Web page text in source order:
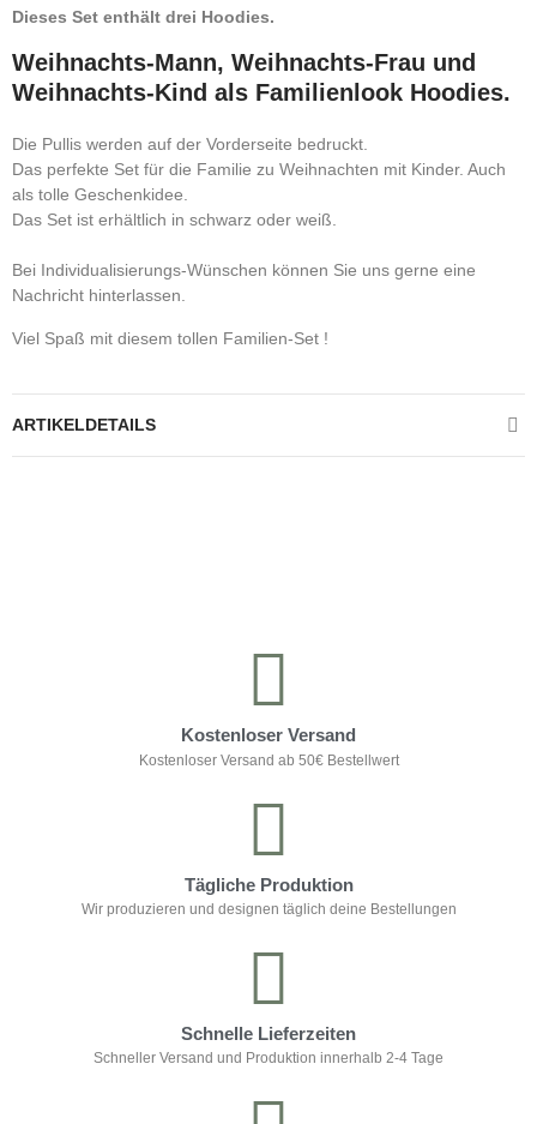
Dieses Set enthält drei Hoodies.
Weihnachts-Mann, Weihnachts-Frau und
Weihnachts-Kind als Familienlook Hoodies.
Die Pullis werden auf der Vorderseite bedruckt.
Das perfekte Set für die Familie zu Weihnachten mit Kinder. Auch
als tolle Geschenkidee.
Das Set ist erhältlich in schwarz oder weiß.
Bei Individualisierungs-Wünschen können Sie uns gerne eine
Nachricht hinterlassen.
Viel Spaß mit diesem tollen Familien-Set !
ARTIKELDETAILS
Kostenloser Versand
Kostenloser Versand ab 50€ Bestellwert
Tägliche Produktion
Wir produzieren und designen täglich deine Bestellungen
Schnelle Lieferzeiten
Schneller Versand und Produktion innerhalb 2-4 Tage